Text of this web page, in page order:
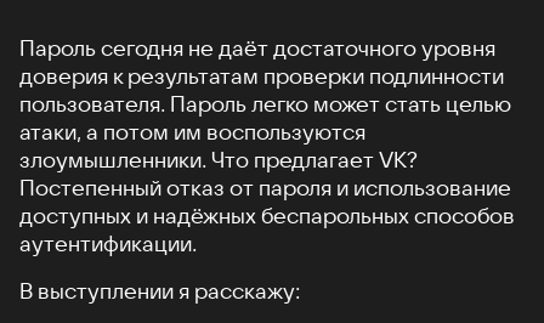
Пароль сегодня не даёт достаточного уровня
доверия к результатам проверки подлинности
пользователя. Пароль легко может стать целью
атаки, а потом им воспользуются
злоумышленники. Что предлагает VK?
Постепенный отказ от пароля и использование
доступных и надёжных беспарольных способов
аутентификации.
В выступлении я расскажу: